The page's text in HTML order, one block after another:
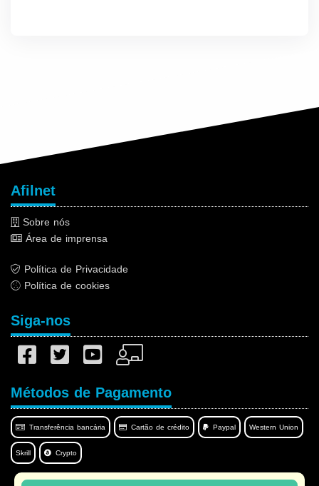
Afilnet
Sobre nós
Área de imprensa
Política de Privacidade
Política de cookies
Siga-nos
Métodos de Pagamento
Transferência bancária Cartão de crédito Paypal Western Union
Skrill Crypto